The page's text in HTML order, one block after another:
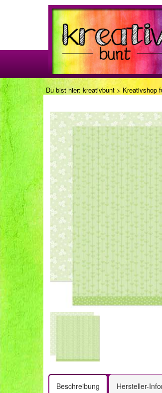
Du bist hier: kreativbunt > Kreativshop
Beschreibung Hersteller-